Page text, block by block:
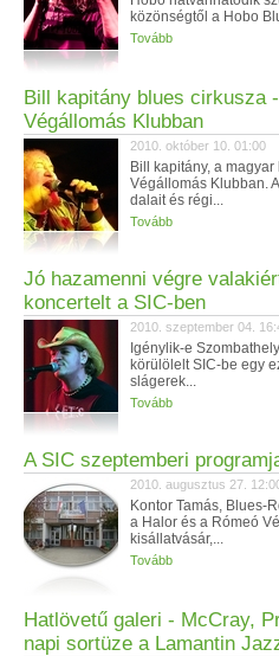
közönségtől a Hobo
Tovább
Bill kapitány blues cirkusza
Végállomás Klubban
2010. október 10. 01:00
Bill kapitány, a
Végállomás Klubban.
dalait és régi...
Tovább
Jó hazamenni végre
koncertelt a SIC-ben
2010. szeptember 04.
Igénylik-e
körülölelt SIC-be egy
slágerek...
Tovább
A SIC szeptemberi
2010. augusztus 27.
Kontor Tamás, Blues-
a Halor és a Rómeó
kisállatvásár,...
Tovább
Hatlövetű galeri - McCray,
napi sortüze a Lamantin